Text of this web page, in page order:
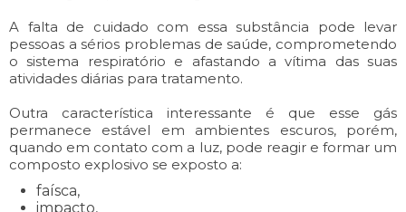
A falta de cuidado com essa substância pode levar
pessoas a sérios problemas de saúde, comprometendo
o sistema respiratório e afastando a vítima das suas
atividades diárias para tratamento.
Outra característica interessante é que esse gás
permanece estável em ambientes escuros, porém,
quando em contato com a luz, pode reagir e formar um
composto explosivo se exposto a:
faísca,
impacto,